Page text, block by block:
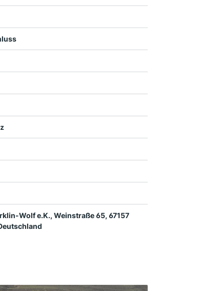
Wolf e.K., Weinstraße 65, 67157